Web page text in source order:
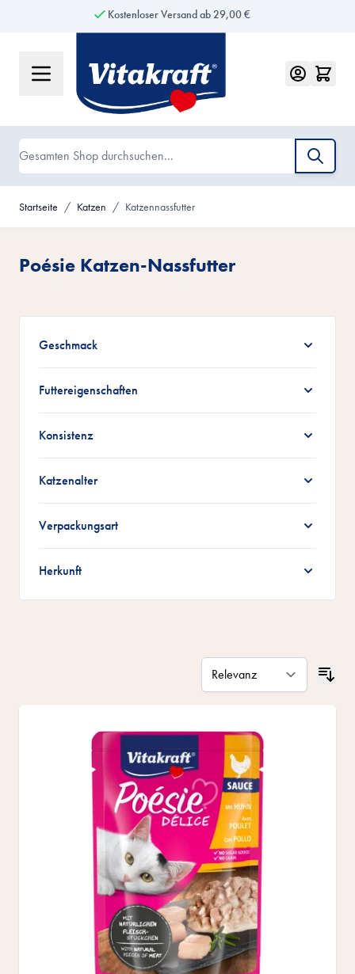
Kostenloser Versand ab 29,00 €
Kauf auf Rechnung
Startseite / Katzen / Katzennassfutter
Poésie Katzen-Nassfutter
Zur Produktliste springen
Geschmack
Futtereigenschaften
Konsistenz
Katzenalter
Verpackungsart
Herkunft